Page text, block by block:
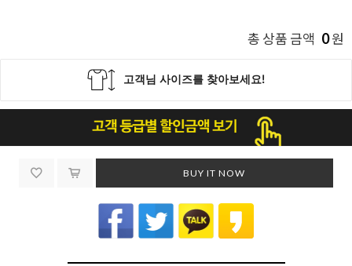
총 상품 금액 0원
BUY IT NOW